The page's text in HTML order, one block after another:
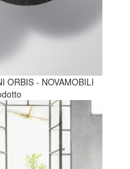
ORBIS - NOVAMOBILI